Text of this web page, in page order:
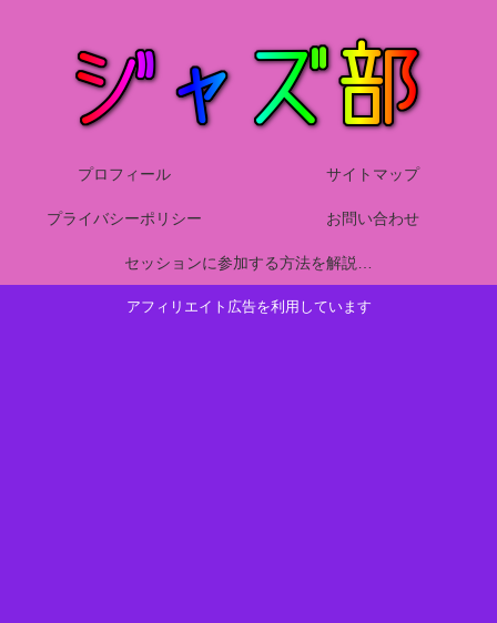
プロフィール サイトマップ
プライバシーポリシー お問い合わせ
セッションに参加する方法を解説！ジャズピアノ初心者が楽しむために知っておくマナーや技量、練習方法について詳しくまとめました
アフィリエイト広告を利用しています